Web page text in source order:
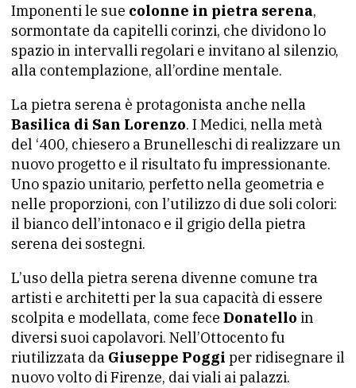
Imponenti le sue colonne in pietra serena,
sormontate da capitelli corinzi, che dividono lo
spazio in intervalli regolari e invitano al silenzio,
alla contemplazione, all’ordine mentale.
La pietra serena è protagonista anche nella
Basilica di San Lorenzo. I Medici, nella metà
del ‘400, chiesero a Brunelleschi di realizzare un
nuovo progetto e il risultato fu impressionante.
Uno spazio unitario, perfetto nella geometria e
nelle proporzioni, con l’utilizzo di due soli colori:
il bianco dell’intonaco e il grigio della pietra
serena dei sostegni.
L’uso della pietra serena divenne comune tra
artisti e architetti per la sua capacità di essere
scolpita e modellata, come fece Donatello in
diversi suoi capolavori. Nell’Ottocento fu
riutilizzata da Giuseppe Poggi per ridisegnare il
nuovo volto di Firenze, dai viali ai palazzi.